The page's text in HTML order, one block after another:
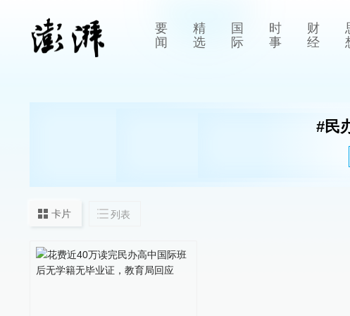
要
闻
精
选
国
际
时
事
财
经
#民
卡片 列表